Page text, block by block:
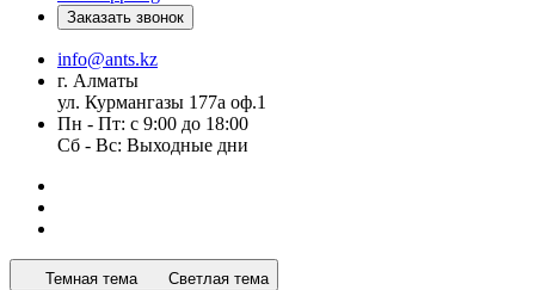
Заказать звонок
info@ants.kz
г. Алматы
ул. Курмангазы 177а оф.1
Пн - Пт: с 9:00 до 18:00
Сб - Вс: Выходные дни
Темная тема Светлая тема